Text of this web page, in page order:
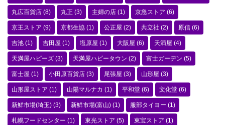
丸広百貨店 (8) 丸正 (3) 主婦の店 (1) 京急ストア (6)
京王ストア (9) 京都生協 (1) 公正屋 (2) 共立社 (2) 原信 (6)
吉池 (1) 吉田屋 (1) 塩原屋 (1) 大阪屋 (6) 天満屋 (4)
天満屋ハピーズ (3) 天満屋ハピータウン (2) 富士ガーデン (5)
富士屋 (1) 小田原百貨店 (3) 尾張屋 (3) 山形屋 (3)
山形屋ストア (1) 山陽マルナカ (1) 平和堂 (6) 文化堂 (6)
新鮮市場(埼玉) (3) 新鮮市場(富山) (1) 服部タイヨー (1)
札幌フードセンター (1) 東光ストア (5) 東宝ストア (1)